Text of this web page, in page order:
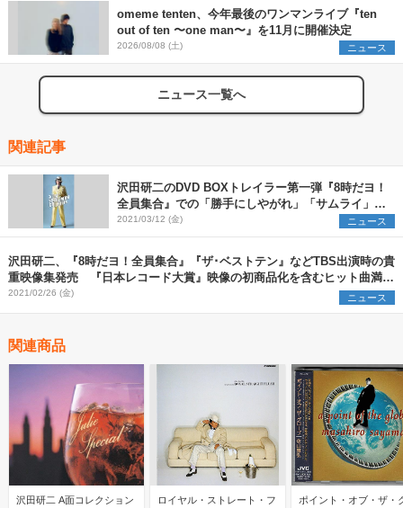
omeme tenten、今年最後のワンマンライブ『ten
out of ten 〜one man〜』を11月に開催決定
2026/08/08 (土) ニュース
ニュース一覧へ
関連記事
沢田研二のDVD BOXトレイラー第一弾『8時だヨ！
全員集合』での「勝手にしやがれ」「サムライ」な
ど歌唱映像公開
2021/03/12 (金) ニュース
沢田研二、『8時だヨ！全員集合』『ザ･ベストテン』などTBS出演時の貴
重映像集発売 『日本レコード大賞』映像の初商品化を含むヒット曲満載
のDVD7枚組
2021/02/26 (金) ニュース
関連商品
沢田研二 A面コレクション
ロイヤル・ストレート・フ
ポイント・オブ・ザ・